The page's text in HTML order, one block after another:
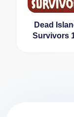
Dead
Survivors